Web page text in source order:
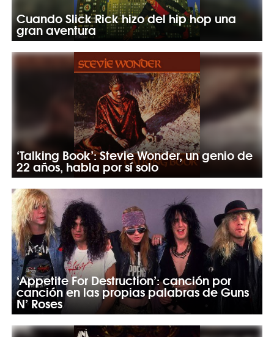
Cuando Slick Rick hizo del hip hop una
gran aventura
‘Talking Book’: Stevie Wonder, un genio de
22 años, habla por sí solo
‘Appetite For Destruction’: canción por
canción en las propias palabras de Guns
N’ Roses